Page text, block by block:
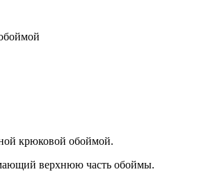
крюковой обоймой.
верхнюю часть обоймы.